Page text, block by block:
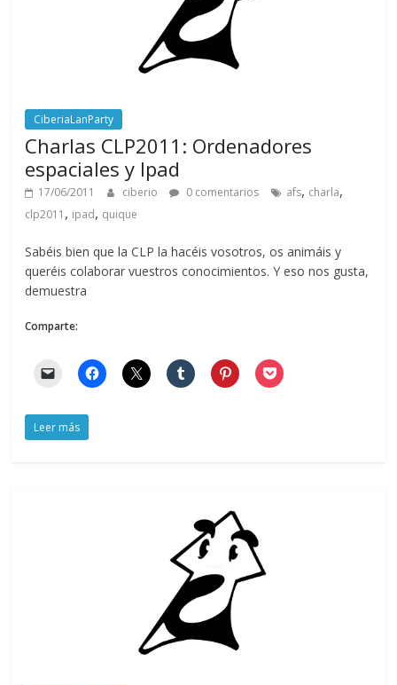
CiberiaLanParty
Charlas CLP2011: Ordenadores
espaciales y Ipad
17/06/2011 ciberio 0 comentarios afs, charla,
clp2011 , ipad, quique
Sabéis bien que la CLP la hacéis vosotros, os animáis y
queréis colaborar vuestros conocimientos. Y eso nos gusta,
demuestra
Comparte:
Leer más